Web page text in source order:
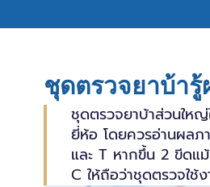
ชุดตรวจยาบ้า
ชุดตรวจยาบ้าส่วนให
ยี่ห้อ โดยควรอ่านผลภ
และ T หากขึ้น 2 ขีดแ
C ให้ถือว่าชุดตรวจใช้ง